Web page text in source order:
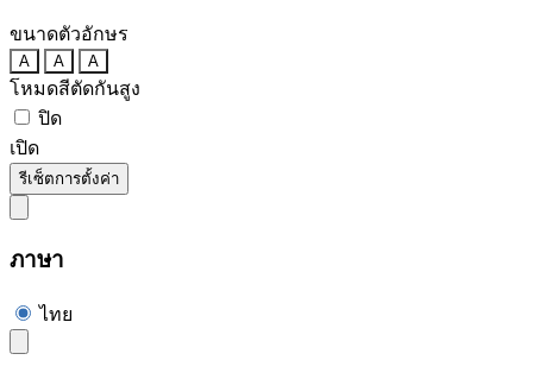
ขนาดตัวอักษร
A A A
โหมดสีตัดกันสูง
ปิด
เปิด
รีเซ็ตการตั้งค่า
ภาษา
ไทย